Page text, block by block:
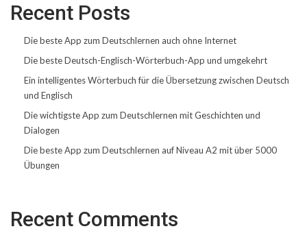
Recent Posts
Die beste App zum Deutschlernen auch ohne Internet
Die beste Deutsch-Englisch-Wörterbuch-App und umgekehrt
Ein intelligentes Wörterbuch für die Übersetzung zwischen Deutsch
und Englisch
Die wichtigste App zum Deutschlernen mit Geschichten und
Dialogen
Die beste App zum Deutschlernen auf Niveau A2 mit über 5000
Übungen
Recent Comments